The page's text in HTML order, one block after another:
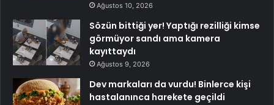
Ağustos 10, 2026
Sözün bittiği yer! Yaptığı rezilliği kimse
görmüyor sandı ama kamera
kayıttaydı
Ağustos 9, 2026
Dev markaları da vurdu! Binlerce kişi
hastalanınca harekete geçildi